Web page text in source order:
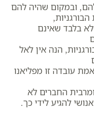
ובמקום שהיה להם
בלבד שאינם
הנה אין לאל
עובדה זו מפליאנו
החברים לא
להגיע לידי כך.